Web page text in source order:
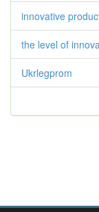
innovative
the level of
Ukrlegprom